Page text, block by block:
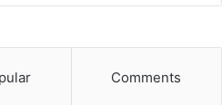
Comments